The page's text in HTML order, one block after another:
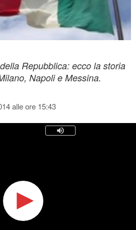
Repubblica: ecco la storia
Napoli e Messina.
alle ore 15:43